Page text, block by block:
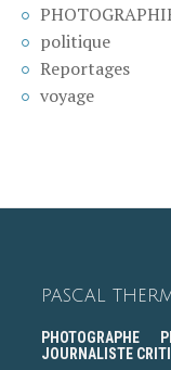
politique
Reportages
voyage
PASCAL
PHOTOGRAPHE
JOURNALISTE